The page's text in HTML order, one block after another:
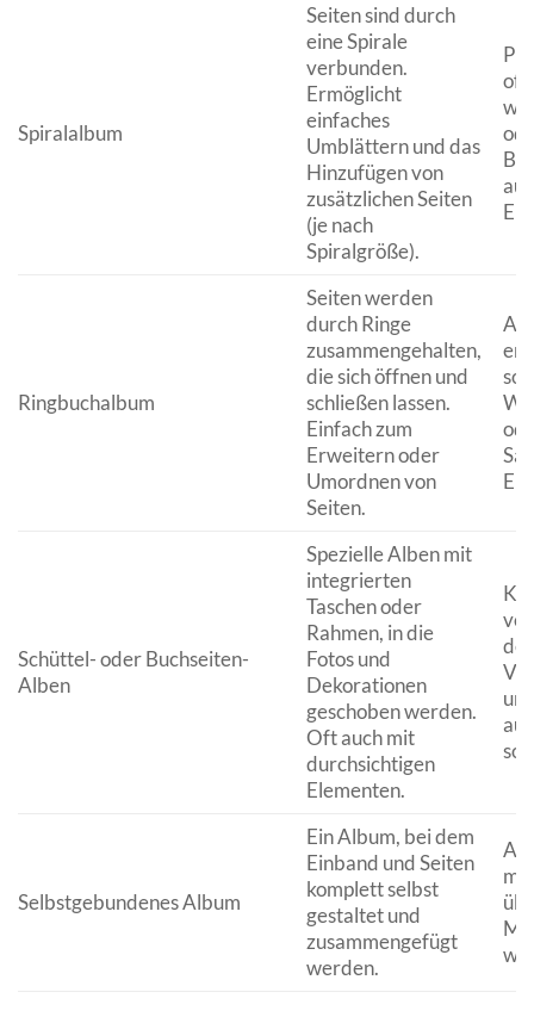
Spiralalbum
Seiten sind durch
eine Spirale
verbunden.
Ermöglicht
einfaches
Umblättern und das
Hinzufügen von
zusätzlichen Seiten
(je nach
Spiralgröße).
oft
Ringbuchalbum
Seiten werden
durch Ringe
zusammengehalten,
die sich öffnen und
schließen lassen.
Einfach zum
Erweitern oder
Umordnen von
Seiten.
Schüttel- oder Buchseiten-
Alben
Spezielle Alben mit
integrierten
Taschen oder
Rahmen, in die
Fotos und
Dekorationen
geschoben werden.
Oft auch mit
durchsichtigen
Elementen.
Selbstgebundenes Album
Ein Album, bei dem
Einband und Seiten
komplett selbst
gestaltet und
zusammengefügt
werden.